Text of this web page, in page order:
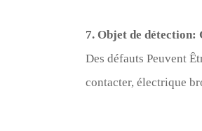
7. Objet de
Des défauts Peuvent
contacter, électrique